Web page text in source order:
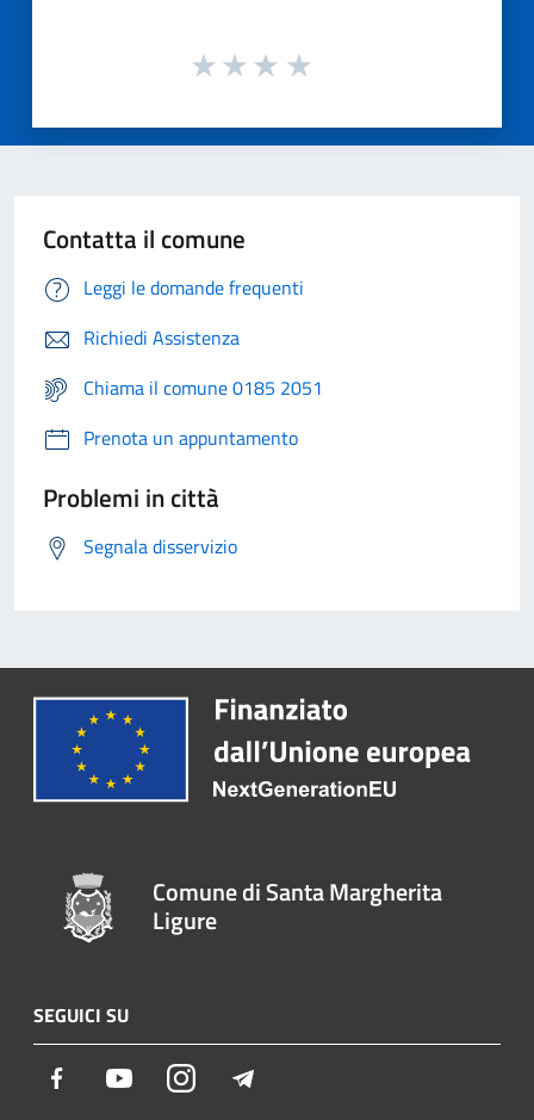
Contatta il comune
Leggi le domande frequenti
Richiedi Assistenza
Chiama il comune 0185 2051
Prenota un appuntamento
Problemi in città
Segnala disservizio
Comune di Santa Margherita
Ligure
SEGUICI SU
Facebook YoutubeInstagram